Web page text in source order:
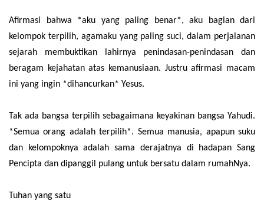
Afirmasi bahwa *aku yang paling benar*, aku bagian dari
kelompok terpilih, agamaku yang paling suci, dalam perjalanan
sejarah membuktikan lahirnya penindasan-penindasan dan
beragam kejahatan atas kemanusiaan. Justru afirmasi macam
ini yang ingin *dihancurkan* Yesus.
Tak ada bangsa terpilih sebagaimana keyakinan bangsa Yahudi.
*Semua orang adalah terpilih*. Semua manusia, apapun suku
dan kelompoknya adalah sama derajatnya di hadapan Sang
Pencipta dan dipanggil pulang untuk bersatu dalam rumahNya.
Tuhan yang satu